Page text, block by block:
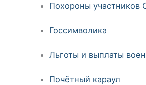
Похороны участников
Госсимволика
Льготы и выплаты
Почётный караул